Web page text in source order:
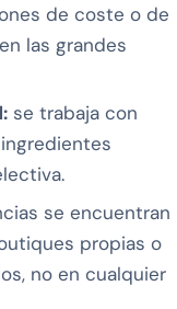
de coste o de
las grandes
se trabaja con
se encuentran
propias o
no en cualquier